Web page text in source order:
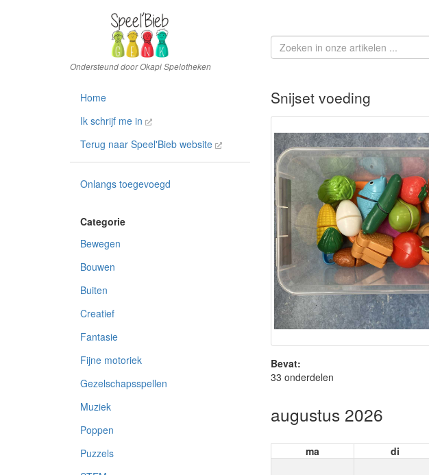
Home
Ik schrijf me in
Terug naar Speel'Bieb website
Onlangs toegevoegd
Bewegen
Bouwen
Buiten
Creatief
Fantasie
Fijne motoriek
Gezelschapsspellen
Muziek
Poppen
Puzzels
Snijset voeding
Bevat:
33 onderdelen
augustus 2026
ma di